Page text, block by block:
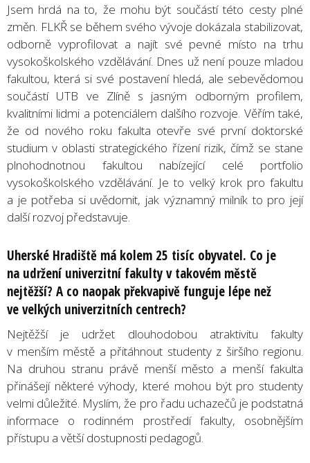
Jsem hrdá na to, že mohu být součástí této cesty plné
změn. FLKŘ se během svého vývoje dokázala stabilizovat,
odborně vyprofilovat a najít své pevné místo na trhu
vysokoškolského vzdělávání. Dnes už není pouze mladou
fakultou, která si své postavení hledá, ale sebevědomou
součástí UTB ve Zlíně s jasným odborným profilem,
kvalitními lidmi a potenciálem dalšího rozvoje. Věřím také,
že od nového roku fakulta otevře své první doktorské
studium v oblasti strategického řízení rizik, čímž se stane
plnohodnotnou fakultou nabízející celé portfolio
vysokoškolského vzdělávání. Je to velký krok pro fakultu
a je potřeba si uvědomit, jak významný milník to pro její
další rozvoj představuje.
Uherské Hradiště má kolem 25 tisíc obyvatel. Co je
na udržení univerzitní fakulty v takovém městě
nejtěžší? A co naopak překvapivě funguje lépe než
ve velkých univerzitních centrech?
Nejtěžší je udržet dlouhodobou atraktivitu fakulty
v menším městě a přitáhnout studenty z širšího regionu.
Na druhou stranu právě menší město a menší fakulta
přinášejí některé výhody, které mohou být pro studenty
velmi důležité. Myslím, že pro řadu uchazečů je podstatná
informace o rodinném prostředí fakulty, osobnějším
přístupu a větší dostupnosti pedagogů.